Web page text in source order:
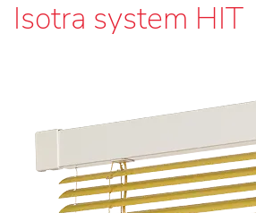
Isotra system HIT